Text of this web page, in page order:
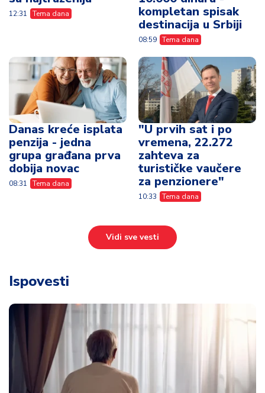
12:31 Tema dana
kompletan spisak
destinacija u Srbiji
08:59 Tema dana
Danas kreće isplata
penzija - jedna
grupa građana prva
dobija novac
08:31 Tema dana
"U prvih sat i po
vremena, 22.272
zahteva za
turističke vaučere
za penzionere"
10:33 Tema dana
Vidi sve vesti
Ispovesti